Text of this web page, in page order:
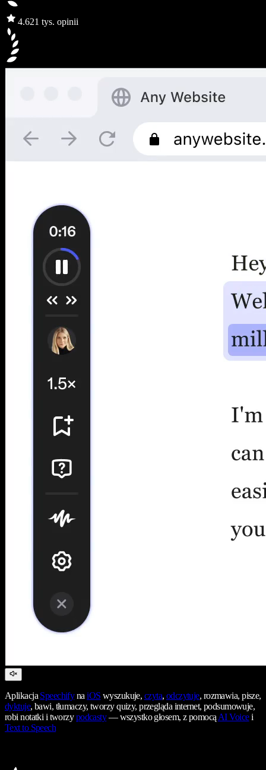
4.621 tys. opinii
AplikacjaSpeechifynaiOS wyszukuje, czyta, odczytuje, rozmawia, pisze,
dyktuje, bawi, tłumaczy, tworzy quizy, przegląda internet, podsumowuje,
robi notatki i tworzypodcasty— wszystko głosem, z pomocąAI Voicei
Text to Speech